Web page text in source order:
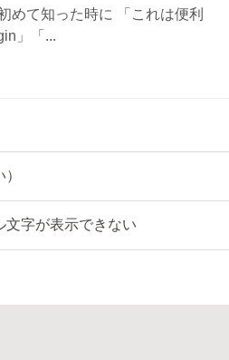
めて知った時に 「これは便利
」「...
文字が表示できない